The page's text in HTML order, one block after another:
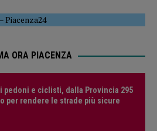
–Piacenza24
ORA PIACENZA
pedoni e ciclisti, dalla Provincia 295
per rendere le strade più sicure